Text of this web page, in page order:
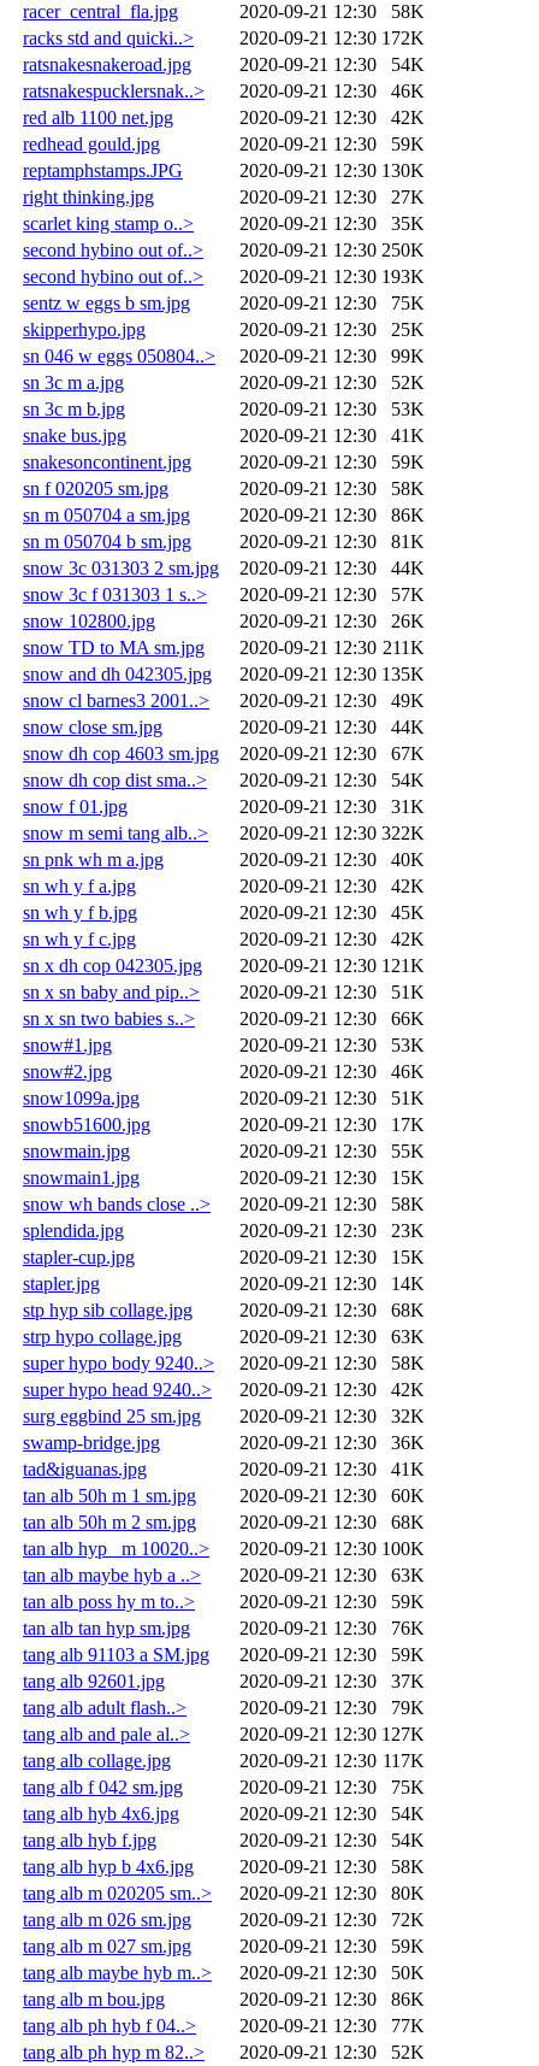
racer_central_fla.jpg 2020-09-21 12:30
58K
racks std and quicki..>
2020-09-21 12:30 172K
ratsnakesnakeroad.jpg
2020-09-21 12:30
54K
ratsnakespucklersnak..>
2020-09-21 12:30
46K
red alb 1100 net.jpg
2020-09-21 12:30
42K
redhead gould.jpg
2020-09-21 12:30
59K
reptamphstamps.JPG
2020-09-21 12:30 130K
right thinking.jpg
2020-09-21 12:30
27K
scarlet king stamp o..>
2020-09-21 12:30
35K
second hybino out of..>
2020-09-21 12:30 250K
second hybino out of..>
2020-09-21 12:30 193K
sentz w eggs b sm.jpg
2020-09-21 12:30
75K
skipperhypo.jpg
2020-09-21 12:30
25K
sn 046 w eggs 050804..>
2020-09-21 12:30
99K
sn 3c m a.jpg
2020-09-21 12:30
52K
sn 3c m b.jpg
2020-09-21 12:30
53K
snake bus.jpg
2020-09-21 12:30
41K
snakesoncontinent.jpg
2020-09-21 12:30
59K
sn f 020205 sm.jpg
2020-09-21 12:30
58K
sn m 050704 a sm.jpg
2020-09-21 12:30
86K
sn m 050704 b sm.jpg
2020-09-21 12:30
81K
snow 3c 031303 2 sm.jpg
2020-09-21 12:30
44K
snow 3c f 031303 1 s..>
2020-09-21 12:30
57K
snow 102800.jpg
2020-09-21 12:30
26K
snow TD to MA sm.jpg
2020-09-21 12:30 211K
snow and dh 042305.jpg
2020-09-21 12:30 135K
snow cl barnes3 2001..>
2020-09-21 12:30
49K
snow close sm.jpg
2020-09-21 12:30
44K
snow dh cop 4603 sm.jpg
2020-09-21 12:30
67K
snow dh cop dist sma..>
2020-09-21 12:30
54K
snow f 01.jpg
2020-09-21 12:30
31K
snow m semi tang alb..>
2020-09-21 12:30 322K
sn pnk wh m a.jpg
2020-09-21 12:30
40K
sn wh y f a.jpg
2020-09-21 12:30
42K
sn wh y f b.jpg
2020-09-21 12:30
45K
sn wh y f c.jpg
2020-09-21 12:30
42K
sn x dh cop 042305.jpg
2020-09-21 12:30 121K
sn x sn baby and pip..>
2020-09-21 12:30
51K
sn x sn two babies s..>
2020-09-21 12:30
66K
snow#1.jpg
2020-09-21 12:30
53K
snow#2.jpg
2020-09-21 12:30
46K
snow1099a.jpg
2020-09-21 12:30
51K
snowb51600.jpg
2020-09-21 12:30
17K
snowmain.jpg
2020-09-21 12:30
55K
snowmain1.jpg
2020-09-21 12:30
15K
snow wh bands close ..>
2020-09-21 12:30
58K
splendida.jpg
2020-09-21 12:30
23K
stapler-cup.jpg
2020-09-21 12:30
15K
stapler.jpg
2020-09-21 12:30
14K
stp hyp sib collage.jpg
2020-09-21 12:30
68K
strp hypo collage.jpg
2020-09-21 12:30
63K
super hypo body 9240..>
2020-09-21 12:30
58K
super hypo head 9240..>
2020-09-21 12:30
42K
surg eggbind 25 sm.jpg
2020-09-21 12:30
32K
swamp-bridge.jpg
2020-09-21 12:30
36K
tad&iguanas.jpg
2020-09-21 12:30
41K
tan alb 50h m 1 sm.jpg
2020-09-21 12:30
60K
tan alb 50h m 2 sm.jpg
2020-09-21 12:30
68K
tan alb hyp_ m 10020..>
2020-09-21 12:30 100K
tan alb maybe hyb a ..>
2020-09-21 12:30
63K
tan alb poss hy m to..>
2020-09-21 12:30
59K
tan alb tan hyp sm.jpg
2020-09-21 12:30
76K
tang alb 91103 a SM.jpg
2020-09-21 12:30
59K
tang alb 92601.jpg
2020-09-21 12:30
37K
tang alb adult flash..>
2020-09-21 12:30
79K
tang alb and pale al..>
2020-09-21 12:30 127K
tang alb collage.jpg
2020-09-21 12:30 117K
tang alb f 042 sm.jpg
2020-09-21 12:30
75K
tang alb hyb 4x6.jpg
2020-09-21 12:30
54K
tang alb hyb f.jpg
2020-09-21 12:30
54K
tang alb hyp b 4x6.jpg
2020-09-21 12:30
58K
tang alb m 020205 sm..>
2020-09-21 12:30
80K
tang alb m 026 sm.jpg
2020-09-21 12:30
72K
tang alb m 027 sm.jpg
2020-09-21 12:30
59K
tang alb maybe hyb m..>
2020-09-21 12:30
50K
tang alb m bou.jpg
2020-09-21 12:30
86K
tang alb ph hyb f 04..>
2020-09-21 12:30
77K
tang alb ph hyp m 82..>
2020-09-21 12:30
52K